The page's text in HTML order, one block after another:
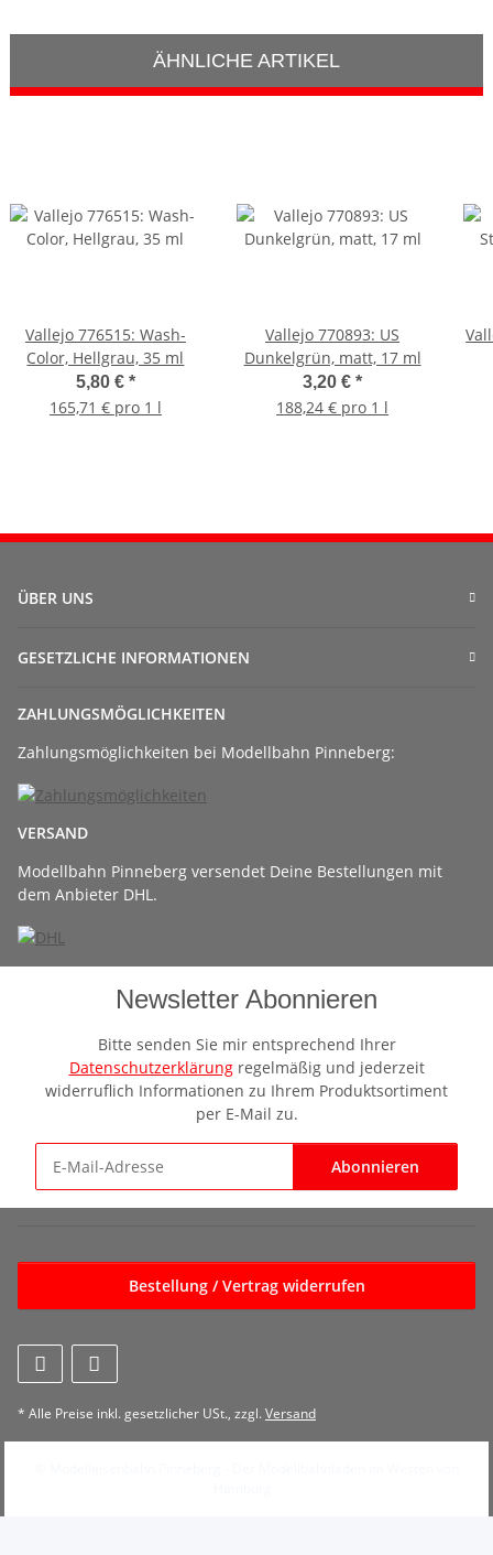
ÄHNLICHE ARTIKEL
Vallejo 776515: Wash-
Color, Hellgrau, 35 ml
5,80 € *
165,71 € pro 1 l
Vallejo 770893: US
Dunkelgrün, matt, 17 ml
3,20 €*
188,24 € pro 1 l
ÜBER UNS
GESETZLICHE INFORMATIONEN
ZAHLUNGSMÖGLICHKEITEN
Zahlungsmöglichkeiten bei Modellbahn Pinneberg:
VERSAND
Modellbahn Pinneberg versendet Deine Bestellungen mit
dem Anbieter DHL.
Newsletter Abonnieren
Bitte senden Sie mir entsprechend Ihrer
Datenschutzerklärungregelmäßig und jederzeit
widerruflich Informationen zu Ihrem Produktsortiment
per E-Mail zu.
Abonnieren
Bestellung / Vertrag widerrufen
* Alle Preise inkl. gesetzlicher USt., zzgl.Versand